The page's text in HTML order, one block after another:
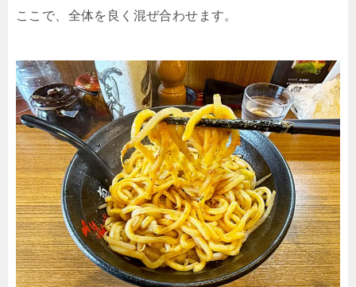
ここで、全体を良く混ぜ合わせます。